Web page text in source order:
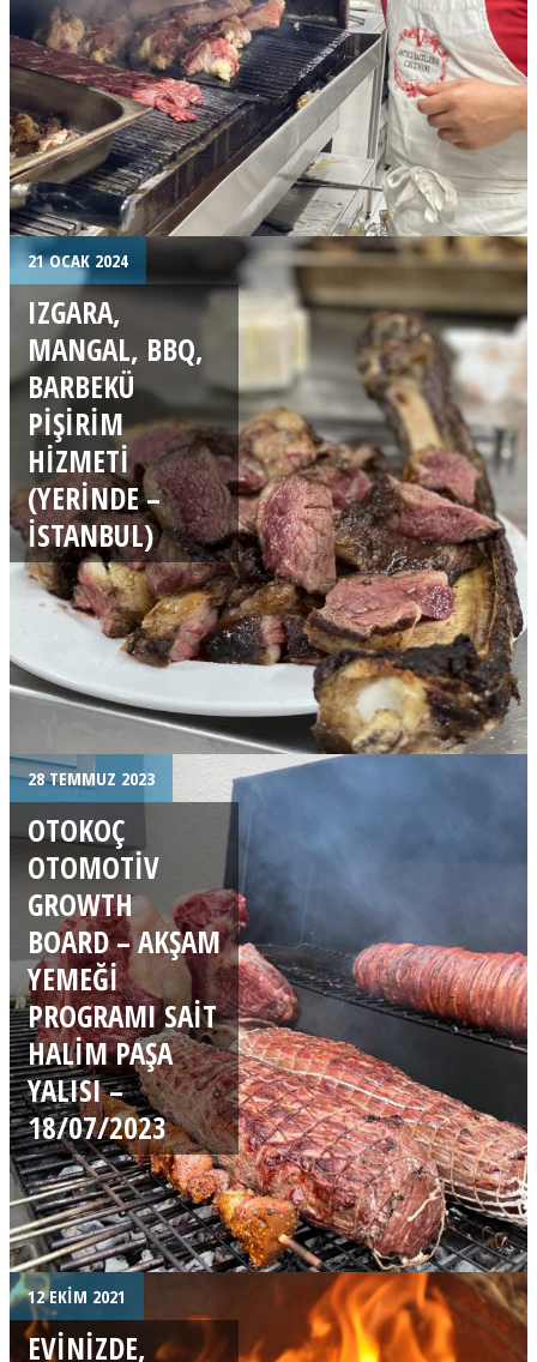
21 OCAK 2024
IZGARA,
MANGAL, BBQ,
BARBEKÜ
PIŞIRIM
HIZMETI
(YERINDE –
İSTANBUL)
28 TEMMUZ 2023
OTOKOÇ
OTOMOTIV
GROWTH
BOARD – AKŞAM
YEMEĞI
PROGRAMI SAIT
HALIM PAŞA
YALISI –
18/07/2023
12 EKIM 2021
EVINIZDE,